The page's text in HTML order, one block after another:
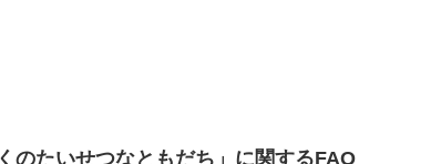
のたいせつなともだち」に関するFAQ